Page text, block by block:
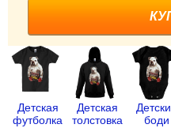
Детская
футболка
Детская
толстовка
боди